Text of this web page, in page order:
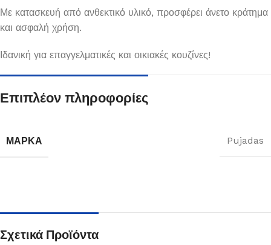
Με κατασκευή από ανθεκτικό υλικό, προσφέρει άνετο κράτημα
και ασφαλή χρήση.
Ιδανική για επαγγελματικές και οικιακές κουζίνες!
Επιπλέον πληροφορίες
ΜΆΡΚΑ Pujadas
Σχετικά Προϊόντα